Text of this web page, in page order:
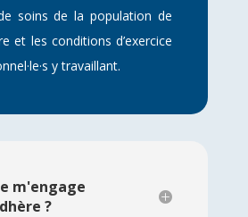
soins de la population de
et les conditions d’exercice
y travaillant.
m'engage
?